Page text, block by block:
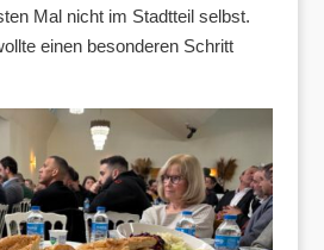
Mal nicht im Stadtteil selbst.
einen besonderen Schritt